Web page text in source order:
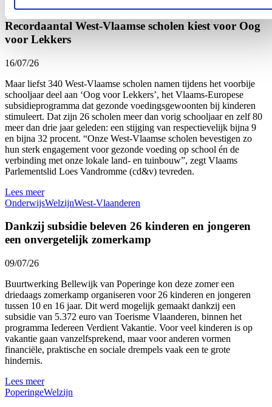
Recordaantal West-Vlaamse scholen kiest voor Oog
voor Lekkers
16/07/26
Maar liefst 340 West-Vlaamse scholen namen tijdens het voorbije
schooljaar deel aan ‘Oog voor Lekkers’, het Vlaams-Europese
subsidieprogramma dat gezonde voedingsgewoonten bij kinderen
stimuleert. Dat zijn 26 scholen meer dan vorig schooljaar en zelf 80
meer dan drie jaar geleden: een stijging van respectievelijk bijna 9
en bijna 32 procent. “Onze West-Vlaamse scholen bevestigen zo
hun sterk engagement voor gezonde voeding op school én de
verbinding met onze lokale land- en tuinbouw”, zegt Vlaams
Parlementslid Loes Vandromme (cd&v) tevreden.
Lees meer
OnderwijsWelzijnWest-Vlaanderen
Dankzij subsidie beleven 26 kinderen en jongeren
een onvergetelijk zomerkamp
09/07/26
Buurtwerking Bellewijk van Poperinge kon deze zomer een
driedaags zomerkamp organiseren voor 26 kinderen en jongeren
tussen 10 en 16 jaar. Dit werd mogelijk gemaakt dankzij een
subsidie van 5.372 euro van Toerisme Vlaanderen, binnen het
programma Iedereen Verdient Vakantie. Voor veel kinderen is op
vakantie gaan vanzelfsprekend, maar voor anderen vormen
financiële, praktische en sociale drempels vaak een te grote
hindernis.
Lees meer
PoperingeWelzijn